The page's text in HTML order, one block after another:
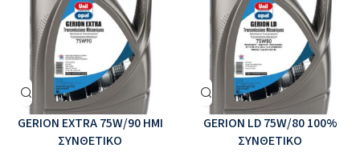
GERION EXTRA 75W/90 ΗΜΙ
ΣΥΝΘΕΤΙΚΟ
GERION LD 75W/80 100%
ΣΥΝΘΕΤΙΚΟ